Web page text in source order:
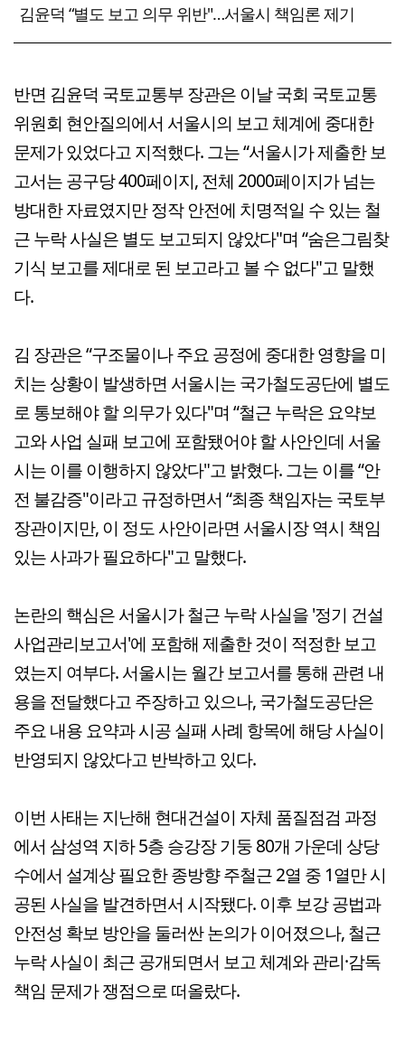
김윤덕 “별도 보고 의무 위반"…서울시 책임론 제기
반면 김윤덕 국토교통부 장관은 이날 국회 국토교통
위원회 현안질의에서 서울시의 보고 체계에 중대한
문제가 있었다고 지적했다. 그는 “서울시가 제출한 보
고서는 공구당 400페이지, 전체 2000페이지가 넘는
방대한 자료였지만 정작 안전에 치명적일 수 있는 철
근 누락 사실은 별도 보고되지 않았다"며 “숨은그림찾
기식 보고를 제대로 된 보고라고 볼 수 없다"고 말했
다.
김 장관은 “구조물이나 주요 공정에 중대한 영향을 미
치는 상황이 발생하면 서울시는 국가철도공단에 별도
로 통보해야 할 의무가 있다"며 “철근 누락은 요약보
고와 사업 실패 보고에 포함됐어야 할 사안인데 서울
시는 이를 이행하지 않았다"고 밝혔다. 그는 이를 “안
전 불감증"이라고 규정하면서 “최종 책임자는 국토부
장관이지만, 이 정도 사안이라면 서울시장 역시 책임
있는 사과가 필요하다"고 말했다.
논란의 핵심은 서울시가 철근 누락 사실을 '정기 건설
사업관리보고서'에 포함해 제출한 것이 적정한 보고
였는지 여부다. 서울시는 월간 보고서를 통해 관련 내
용을 전달했다고 주장하고 있으나, 국가철도공단은
주요 내용 요약과 시공 실패 사례 항목에 해당 사실이
반영되지 않았다고 반박하고 있다.
이번 사태는 지난해 현대건설이 자체 품질점검 과정
에서 삼성역 지하 5층 승강장 기둥 80개 가운데 상당
수에서 설계상 필요한 종방향 주철근 2열 중 1열만 시
공된 사실을 발견하면서 시작됐다. 이후 보강 공법과
안전성 확보 방안을 둘러싼 논의가 이어졌으나, 철근
누락 사실이 최근 공개되면서 보고 체계와 관리·감독
책임 문제가 쟁점으로 떠올랐다.